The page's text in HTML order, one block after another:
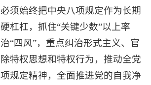
须始终把中央八项规定作为长期
杠杠，抓住“关键少数”以上率
“四风”，重点纠治形式主义、官
特权思想和特权行为，推动全党
规定精神，全面推进党的自我净